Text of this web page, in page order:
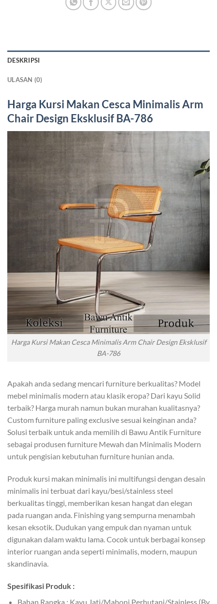
DESKRIPSI
ULASAN (0)
Harga Kursi Makan Cesca Minimalis Arm
Chair Design Eksklusif BA-786
Harga Kursi Makan Cesca Minimalis Arm Chair Design Eksklusif
BA-786
Apakah anda sedang mencari furniture berkualitas? Model
mebel minimalis modern atau klasik eropa? Dari kayu Solid
terbaik? Harga murah namun bukan murahan kualitasnya?
Custom furniture paling exclusive sesuai keinginan anda?
Solusi terbaik untuk anda memilih di Bawu Antik Furniture
sebagai produsen furniture Mewah dan Minimalis Modern
untuk pengisian kebutuhan furniture hunian anda.
Produk kursi makan minimalis ini multifungsi dengan desain
minimalis ini terbuat dari kayu/besi/stainless steel
berkualitas tinggi, memberikan kesan hangat dan elegan
pada ruangan anda. Finishing yang sempurna menambah
kesan eksotik. Dudukan yang empuk dan nyaman untuk
digunakan dalam waktu lama. Cocok untuk berbagai konsep
interior ruangan anda seperti minimalis, modern, maupun
skandinavia.
Spesifikasi Produk :
Bahan Rangka : Kayu Jati/Mahoni Perhutani/Stainless (By